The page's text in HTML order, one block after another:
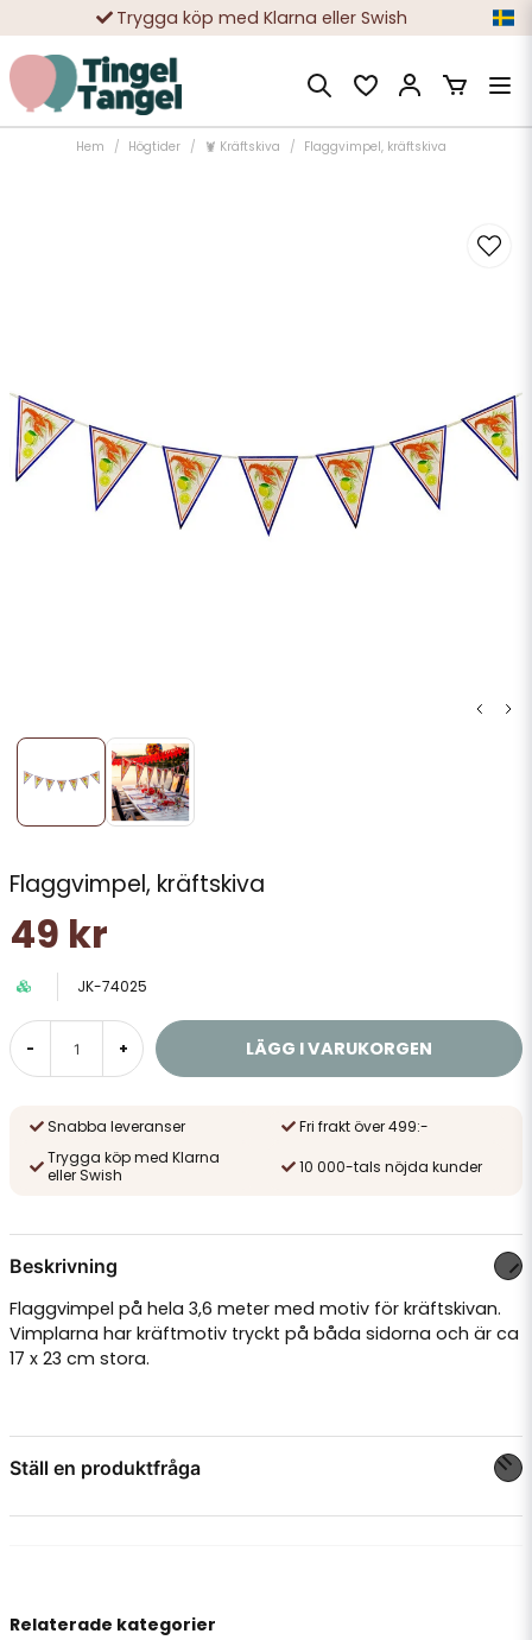
Trygga köp med Klarna eller Swish
10 000-tals nöjda kunder
Hem Högtider 🦞 Kräftskiva Flaggvimpel, kräftskiva
Flaggvimpel, kräftskiva
49 kr
JK-74025
- + LÄGG I VARUKORGEN
Snabba leveranser
Fri frakt över 499:-
Trygga köp med Klarna
eller Swish
10 000-tals nöjda kunder
Beskrivning
Flaggvimpel på hela 3,6 meter med motiv för kräftskivan.
Vimplarna har kräftmotiv tryckt på båda sidorna och är ca
17 x 23 cm stora.
Ställ en produktfråga
Relaterade kategorier